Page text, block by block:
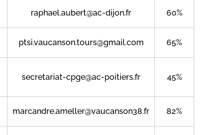
raphael.aubert@ac-dijon.fr 60%
ptsi.vaucanson.tours@gmail.com 65%
secretariat-cpge@ac-poitiers.fr 45%
marcandre.ameller@vaucanson38.fr 82%